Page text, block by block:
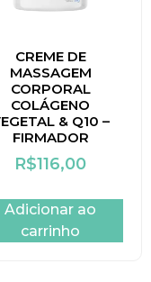
CREME DE
MASSAGEM
CORPORAL
COLÁGENO
& Q10 –
FIRMADOR
R$116,00
Adicionar ao
carrinho